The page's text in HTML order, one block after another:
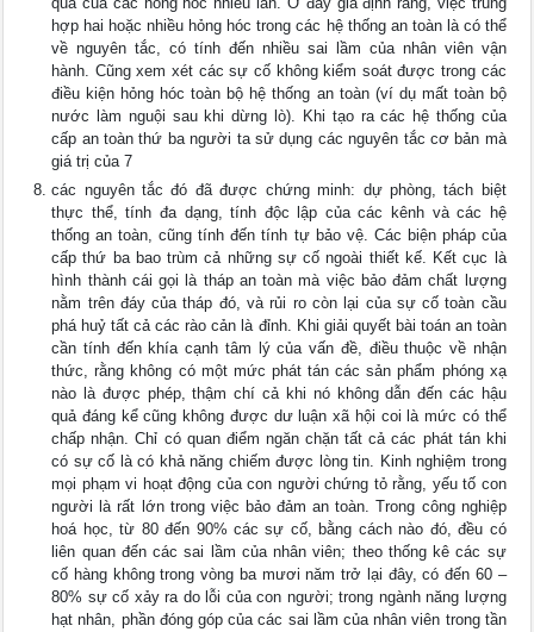
hợp hai hoặc nhiều hỏng hóc trong các hệ thống an toàn là có thể
về nguyên tắc, có tính đến nhiều sai lầm của nhân viên vận
hành. Cũng xem xét các sự cố không kiểm soát được trong các
điều kiện hỏng hóc toàn bộ hệ thống an toàn (ví dụ mất toàn bộ
nước làm nguội sau khi dừng lò). Khi tạo ra các hệ thống của
cấp an toàn thứ ba người ta sử dụng các nguyên tắc cơ bản mà
giá trị của 7
các nguyên tắc đó đã được chứng minh: dự phòng, tách biệt
thực thể, tính đa dạng, tính độc lập của các kênh và các hệ
thống an toàn, cũng tính đến tính tự bảo vệ. Các biện pháp của
cấp thứ ba bao trùm cả những sự cố ngoài thiết kế. Kết cục là
hình thành cái gọi là tháp an toàn mà việc bảo đảm chất lượng
nằm trên đáy của tháp đó, và rủi ro còn lại của sự cố toàn cầu
phá huỷ tất cả các rào cản là đỉnh. Khi giải quyết bài toán an toàn
cần tính đến khía cạnh tâm lý của vấn đề, điều thuộc về nhận
thức, rằng không có một mức phát tán các sản phẩm phóng xạ
nào là được phép, thậm chí cả khi nó không dẫn đến các hậu
quả đáng kể cũng không được dư luận xã hội coi là mức có thể
chấp nhận. Chỉ có quan điểm ngăn chặn tất cả các phát tán khi
có sự cố là có khả năng chiếm được lòng tin. Kinh nghiệm trong
mọi phạm vi hoạt động của con người chứng tỏ rằng, yếu tố con
người là rất lớn trong việc bảo đảm an toàn. Trong công nghiệp
hoá học, từ 80 đến 90% các sự cố, bằng cách nào đó, đều có
liên quan đến các sai lầm của nhân viên; theo thống kê các sự
cố hàng không trong vòng ba mươi năm trở lại đây, có đến 60 –
80% sự cố xảy ra do lỗi của con người; trong ngành năng lượng
hạt nhân, phần đóng góp của các sai lầm của nhân viên trong tần